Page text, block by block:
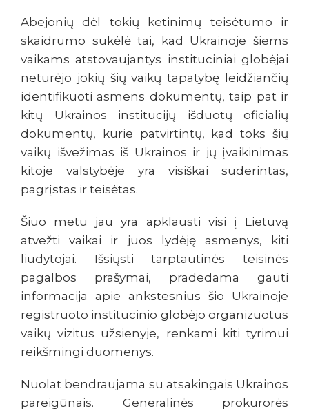
Abejonių dėl tokių ketinimų teisėtumo ir
skaidrumo sukėlė tai, kad Ukrainoje šiems
vaikams atstovaujantys instituciniai globėjai
neturėjo jokių šių vaikų tapatybę leidžiančių
identifikuoti asmens dokumentų, taip pat ir
kitų Ukrainos institucijų išduotų oficialių
dokumentų, kurie patvirtintų, kad toks šių
vaikų išvežimas iš Ukrainos ir jų įvaikinimas
kitoje valstybėje yra visiškai suderintas,
pagrįstas ir teisėtas.
Šiuo metu jau yra apklausti visi į Lietuvą
atvežti vaikai ir juos lydėję asmenys, kiti
liudytojai. Išsiųsti tarptautinės teisinės
pagalbos prašymai, pradedama gauti
informacija apie ankstesnius šio Ukrainoje
registruoto institucinio globėjo organizuotus
vaikų vizitus užsienyje, renkami kiti tyrimui
reikšmingi duomenys.
Nuolat bendraujama su atsakingais Ukrainos
pareigūnais. Generalinės prokurorės